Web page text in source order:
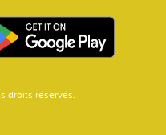
droits réservés.